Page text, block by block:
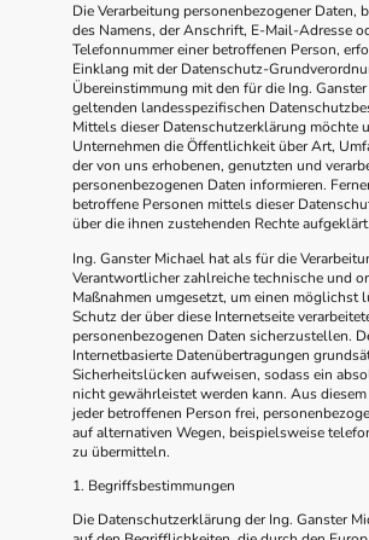
Die Verarbeitung personenbezogener Daten,
des Namens, der Anschrift, E-Mail-Adresse
Telefonnummer einer betroffenen Person,
Einklang mit der Datenschutz-
Übereinstimmung mit den für die Ing.
geltenden landesspezifischen
Mittels dieser Datenschutzerklärung möchte
Unternehmen die Öffentlichkeit über Art,
der von uns erhobenen, genutzten und
personenbezogenen Daten informieren.
betroffene Personen mittels dieser
über die ihnen zustehenden Rechte aufgeklärt.
Ing. Ganster Michael hat als für die
Verantwortlicher zahlreiche technische und
Maßnahmen umgesetzt, um einen möglichst
Schutz der über diese Internetseite
personenbezogenen Daten sicherzustellen.
Internetbasierte Datenübertragungen
Sicherheitslücken aufweisen, sodass ein
nicht gewährleistet werden kann. Aus
jeder betroffenen Person frei,
auf alternativen Wegen, beispielsweise
zu übermitteln.
1. Begriffsbestimmungen
Die Datenschutzerklärung der Ing. Ganster